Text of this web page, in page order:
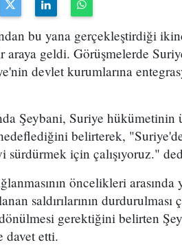
bu yana gerçekleştirdiği
araya geldi. Görüşmelerde
devlet kurumlarına
Şeybani, Suriye hükümetinin
belirterek,
sürdürmek için çalışıyoruz."
öncelikleri arasında
saldırılarının durdurulması
gerektiğini belirten
davet etti.